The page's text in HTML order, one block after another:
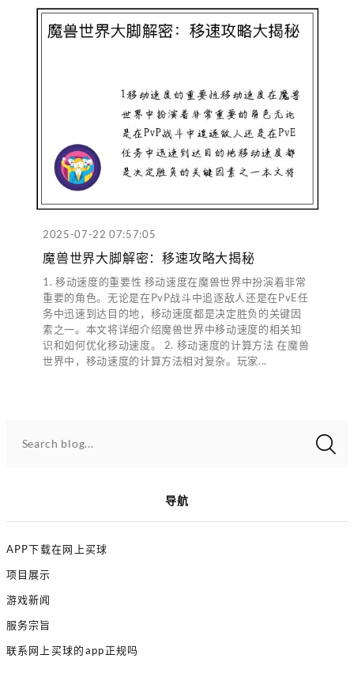
2025-07-22 07:57:05
魔兽世界大脚解密：移速攻略大揭秘
1. 移动速度的重要性 移动速度在魔兽世界中扮演着非常
重要的角色。无论是在PvP战斗中追逐敌人还是在PvE任
务中迅速到达目的地，移动速度都是决定胜负的关键因
素之一。本文将详细介绍魔兽世界中移动速度的相关知
识和如何优化移动速度。 2. 移动速度的计算方法 在魔兽
世界中，移动速度的计算方法相对复杂。玩家...
Search blog...
导航
APP下载在网上买球
项目展示
游戏新闻
服务宗旨
联系网上买球的app正规吗